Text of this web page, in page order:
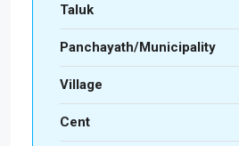
Taluk
Panchayath/Municipality
Village
Cent